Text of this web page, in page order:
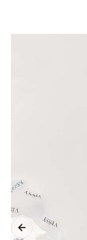
Previous slide